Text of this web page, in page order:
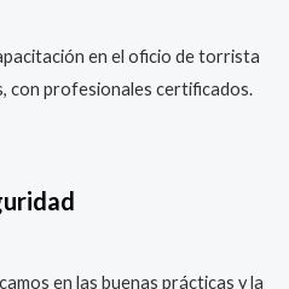
en el oficio de torrista
con profesionales certificados.
en las buenas prácticas y la